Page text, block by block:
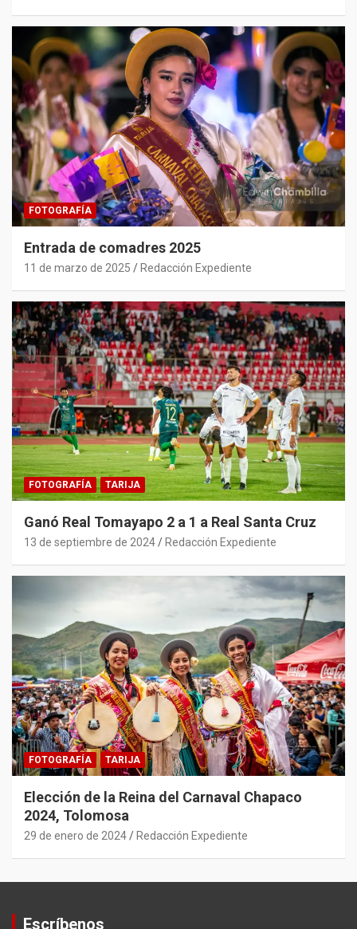
FOTOGRAFÍA
Entrada de comadres 2025
11 de marzo de 2025 Redacción Expediente
FOTOGRAFÍA TARIJA
Ganó Real Tomayapo 2 a 1 a Real Santa Cruz
13 de septiembre de 2024 Redacción Expediente
FOTOGRAFÍA TARIJA
Elección de la Reina del Carnaval Chapaco
2024, Tolomosa
29 de enero de 2024 Redacción Expediente
Escríbenos